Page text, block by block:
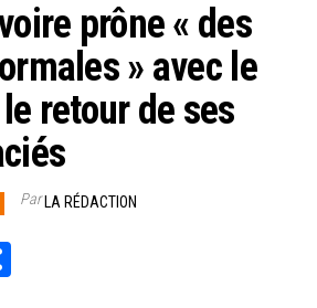
prône « des
» avec le
retour de ses
ParLA RÉDACTION